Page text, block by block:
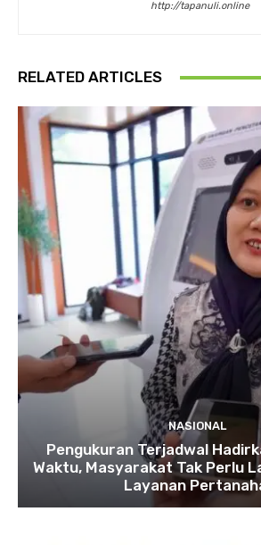
http://tapanuli.online
RELATED ARTICLES
NASIONAL
Pengukuran Terjadwal
Waktu, Masyarakat Tak Perlu
Layanan